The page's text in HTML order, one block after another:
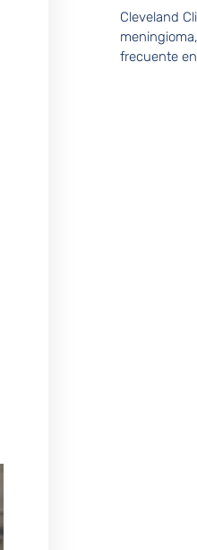
Cleveland
frecuente